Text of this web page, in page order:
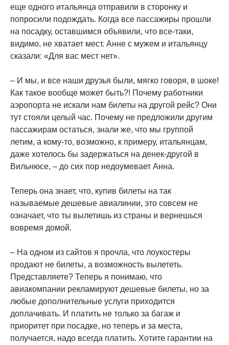
еще одного итальянца отправили в сторонку и
попросили подождать. Когда все пассажиры прошли
на посадку, оставшимся объявили, что все-таки,
видимо, не хватает мест. Анне с мужем и итальянцу
сказали: «Для вас мест нет».
– И мы, и все наши друзья были, мягко говоря, в шоке!
Как такое вообще может быть?! Почему работники
аэропорта не искали нам билеты на другой рейс? Они
тут стояли целый час. Почему не предложили другим
пассажирам остаться, знали же, что мы группой
летим, а кому-то, возможно, к примеру, итальянцам,
даже хотелось бы задержаться на денек-другой в
Вильнюсе, – до сих пор недоумевает Анна.
Теперь она знает, что, купив билеты на так
называемые дешевые авиалинии, это совсем не
означает, что ты вылетишь из страны и вернешься
вовремя домой.
– На одном из сайтов я прочла, что лоукостеры
продают не билеты, а возможность вылететь.
Представляете? Теперь я понимаю, что
авиакомпании рекламируют дешевые билеты, но за
любые дополнительные услуги приходится
доплачивать. И платить не только за багаж и
приоритет при посадке, но теперь и за места,
получается, надо всегда платить. Хотите гарантии на